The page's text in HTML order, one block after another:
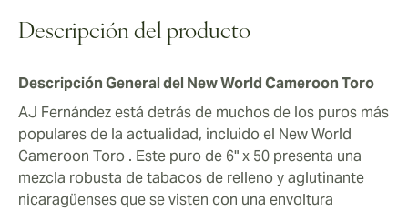
Descripción del producto
Descripción General del New World Cameroon Toro
AJ Fernández está detrás de muchos de los puros más
populares de la actualidad, incluido el New World
Cameroon Toro . Este puro de 6" x 50 presenta una
mezcla robusta de tabacos de relleno y aglutinante
nicaragüenses que se visten con una envoltura